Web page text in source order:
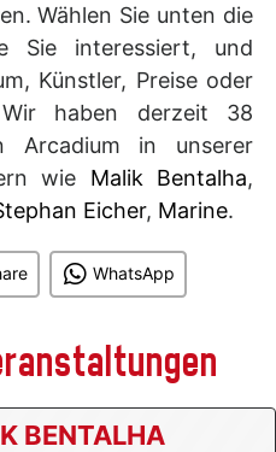
Wählen Sie unten die
Sie interessiert, und
Künstler, Preise oder
Wir haben derzeit 38
Arcadium in unserer
wie Malik Bentalha,
Eicher, Marine.
WhatsApp
BENTALHA